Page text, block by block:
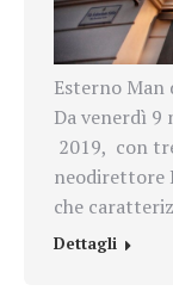
Esterno
Da venerdì 9
2019, con
neodirettore
che
Dettagli